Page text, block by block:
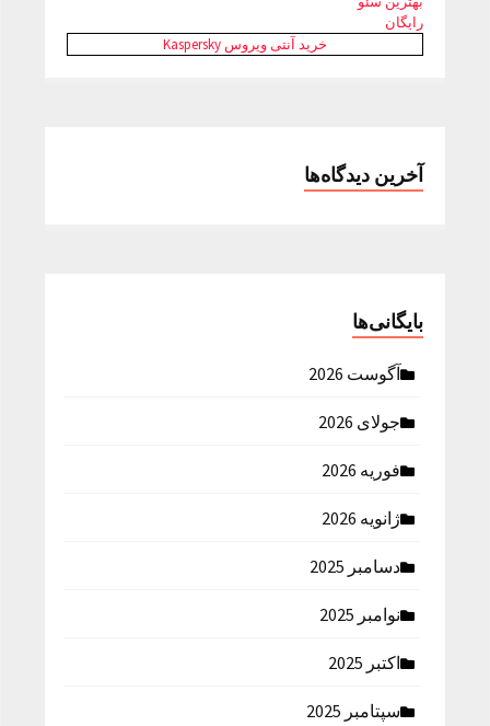
رایگان
خرید آنتی ویروس Kaspersky
آخرین دیدگاه‌ها
بایگانی‌ها
آگوست 2026
جولای 2026
فوریه 2026
ژانویه 2026
دسامبر 2025
نوامبر 2025
اکتبر 2025
سپتامبر 2025